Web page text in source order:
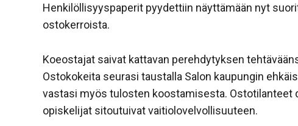
Henkilöllisyyspaperit pyydettiin näyttämään nyt
ostokerroista.
Koeostajat saivat kattavan perehdytyksen
Ostokokeita seurasi taustalla Salon kaupungin
vastasi myös tulosten koostamisesta. Ostotilanteet
opiskelijat sitoutuivat vaitiolovelvollisuuteen.